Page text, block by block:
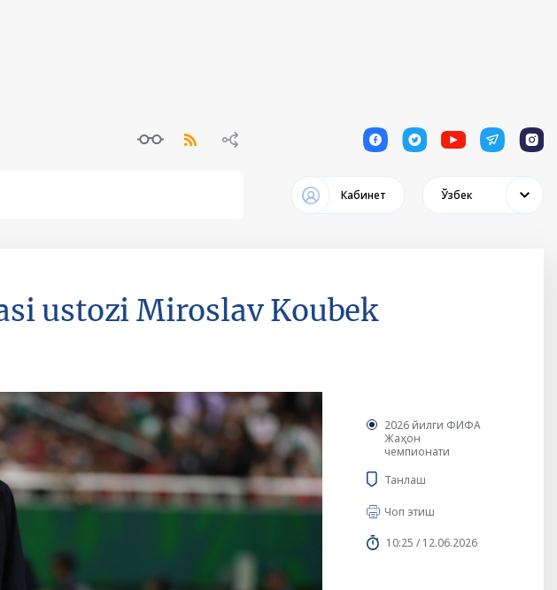
1 1 1 1 1
Кабинет Ўзбек
ustozi Miroslav Koubek
2026 йилги ФИФА
Жаҳон
чемпионати
Танлаш
Чоп этиш
10:25 / 12.06.2026